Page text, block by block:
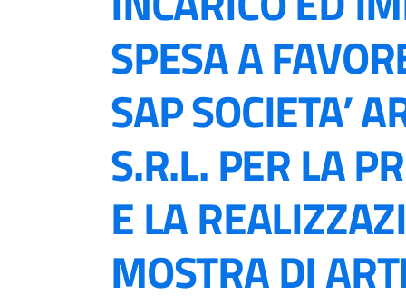
SPESA A
SAP SOCIETA’
S.R.L. PER LA
E LA
MOSTRA DI